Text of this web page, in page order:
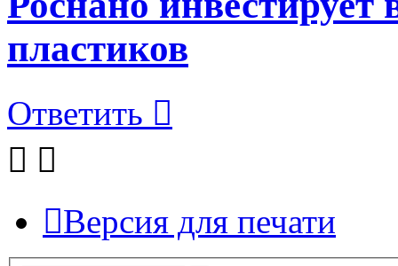
пластиков
Ответить
Версия для печати